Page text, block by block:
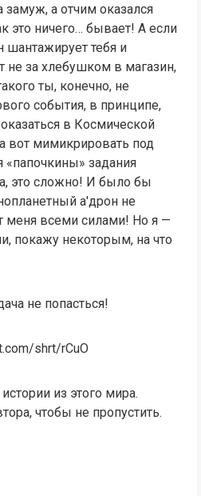
а отчим оказался
это ничего… бывает! А если
шантажирует тебя и
не за хлебушком в магазин,
ты, конечно, не
события, в принципе,
в Космической
вот мимикрировать под
задания
это сложно! И было бы
а'дрон не
меня всеми силами! Но я —
покажу некоторым, на что
не попасться!
shrt/rCuO
из этого мира.
чтобы не пропустить.